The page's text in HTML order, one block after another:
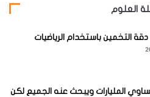
وسطاً بين كل من الجرانيت
تزيد نسبة الفلسبارات القلوية
في حين تزداد نسبة
في الجرانوديوريت.
العلوم
التخمين باستخدام الرياضيات
المليارات ويبحث عنه الجميع لكن